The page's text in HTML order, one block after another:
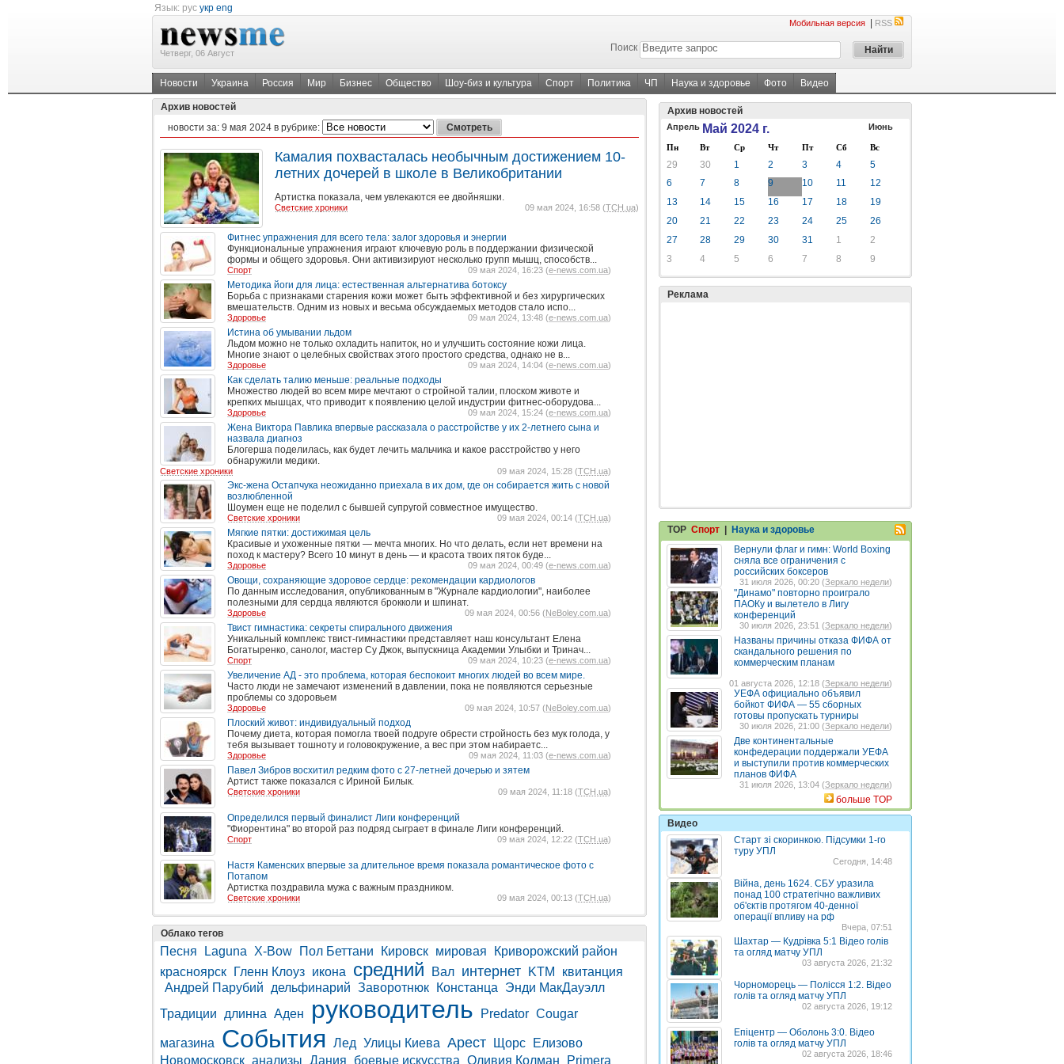
Язык: рус укр eng
Четверг, 06 Август
Мобильная версия RSS
Поиск
Новости Украина Россия Мир Бизнес Общество Шоу-биз и культура Спорт Политика ЧП Наука и здоровье Фото Видео
Архив новостей
новости за: 9 мая 2024 в рубрике:
Камалия похвасталась необычным достижением 10-
летних дочерей в школе в Великобритании
Артистка показала, чем увлекаются ее двойняшки.
Светские хроники 09 мая 2024, 16:58 (ТСН.ua)
Фитнес упражнения для всего тела: залог здоровья и энергии
Функциональные упражнения играют ключевую роль в поддержании физической
формы и общего здоровья. Они активизируют несколько групп мышц, способств...
Спорт 09 мая 2024, 16:23 (e-news.com.ua)
Методика йоги для лица: естественная альтернатива ботоксу
Борьба с признаками старения кожи может быть эффективной и без хирургических
вмешательств. Одним из новых и весьма обсуждаемых методов стало испо...
Здоровье 09 мая 2024, 13:48 (e-news.com.ua)
Истина об умывании льдом
Льдом можно не только охладить напиток, но и улучшить состояние кожи лица.
Многие знают о целебных свойствах этого простого средства, однако не в...
Здоровье 09 мая 2024, 14:04 (e-news.com.ua)
Как сделать талию меньше: реальные подходы
Множество людей во всем мире мечтают о стройной талии, плоском животе и
крепких мышцах, что приводит к появлению целой индустрии фитнес-оборудова...
Здоровье 09 мая 2024, 15:24 (e-news.com.ua)
Жена Виктора Павлика впервые рассказала о расстройстве у их 2-летнего сына и
назвала диагноз
Блогерша поделилась, как будет лечить мальчика и какое расстройство у него
обнаружили медики.
Светские хроники 09 мая 2024, 15:28 (ТСН.ua)
Экс-жена Остапчука неожиданно приехала в их дом, где он собирается жить с новой
возлюбленной
Шоумен еще не поделил с бывшей супругой совместное имущество.
Светские хроники 09 мая 2024, 00:14 (ТСН.ua)
Мягкие пятки: достижимая цель
Красивые и ухоженные пятки — мечта многих. Но что делать, если нет времени на
поход к мастеру? Всего 10 минут в день — и красота твоих пяток буде...
Здоровье 09 мая 2024, 00:49 (e-news.com.ua)
Овощи, сохраняющие здоровое сердце: рекомендации кардиологов
По данным исследования, опубликованным в "Журнале кардиологии", наиболее
полезными для сердца являются брокколи и шпинат.
Здоровье 09 мая 2024, 00:56 (NeBoley.com.ua)
Твист гимнастика: секреты спирального движения
Уникальный комплекс твист-гимнастики представляет наш консультант Елена
Богатыренко, санолог, мастер Су Джок, выпускница Академии Улыбки и Тринач...
Спорт 09 мая 2024, 10:23 (e-news.com.ua)
Увеличение АД - это проблема, которая беспокоит многих людей во всем мире.
Часто люди не замечают изменений в давлении, пока не появляются серьезные
проблемы со здоровьем
Здоровье 09 мая 2024, 10:57 (NeBoley.com.ua)
Плоский живот: индивидуальный подход
Почему диета, которая помогла твоей подруге обрести стройность без мук голода, у
тебя вызывает тошноту и головокружение, а вес при этом набираетс...
Здоровье 09 мая 2024, 11:03 (e-news.com.ua)
Павел Зибров восхитил редким фото с 27-летней дочерью и зятем
Артист также показался с Ириной Билык.
Светские хроники 09 мая 2024, 11:18 (ТСН.ua)
Определился первый финалист Лиги конференций
"Фиорентина" во второй раз подряд сыграет в финале Лиги конференций.
Спорт 09 мая 2024, 12:22 (ТСН.ua)
Настя Каменских впервые за длительное время показала романтическое фото с
Потапом
Артистка поздравила мужа с важным праздником.
Светские хроники 09 мая 2024, 00:13 (ТСН.ua)
Облако тегов
Песня Laguna X-Bow Пол Беттани Кировск мировая
Криворожский район
красноярск
Гленн Клоуз икона средний Вал интернет KTM
квитанция
Андрей Парубий
дельфинарий Заворотнюк Констанца
Энди МакДауэлл
Традиции
длинна Аден руководитель Predator Cougar
магазина События Лед Улицы Киева Арест Щорс
Елизово
Новомосковск анализы Дания боевые искусства Оливия Колман Primera
Архив новостей
Апрель Май 2024 г. Июнь
Пн Вт Ср Чт Пт Сб Вс
29 30 1 2 3 4
5
6
7 8 9 10 11
12
13
14 15 16 17 18
19
20
21 22 23 24 25
26
27
28 29 30 31 1
2
3
4 5 6 7 8 9
Реклама
TOP Спорт
Наука и здоровье
Вернули флаг и гимн: World Boxing
сняла все ограничения с
российских боксеров
31 июля 2026, 00:20 (Зеркало недели)
"Динамо" повторно проиграло
ПАОКу и вылетело в Лигу
конференций
30 июля 2026, 23:51 (Зеркало недели)
Названы причины отказа ФИФА от
скандального решения по
коммерческим планам
01 августа 2026, 12:18 (Зеркало недели)
УЕФА официально объявил
бойкот ФИФА — 55 сборных
готовы пропускать турниры
30 июля 2026, 21:00 (Зеркало недели)
Две континентальные
конфедерации поддержали УЕФА
и выступили против коммерческих
планов ФИФА
31 июля 2026, 13:04 (Зеркало недели)
больше TOP
Видео
Старт зі скоринкою. Підсумки 1-го
туру УПЛ
Сегодня, 14:48
Війна, день 1624. СБУ уразила
понад 100 стратегічно важливих
об'єктів протягом 40-денної
операції впливу на рф
Вчера, 07:51
Шахтар — Кудрівка 5:1 Відео голів
та огляд матчу УПЛ
03 августа 2026, 21:32
Чорноморець — Полісся 1:2. Відео
голів та огляд матчу УПЛ
02 августа 2026, 19:12
Епіцентр — Оболонь 3:0. Відео
голів та огляд матчу УПЛ
02 августа 2026, 18:46